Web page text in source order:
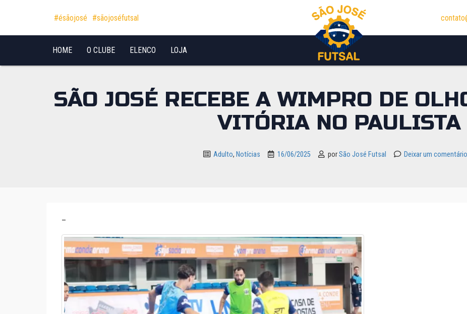
Pular para o conteúdo
#ésãojosé #sãojoséfutsal
HOME O CLUBE ELENCO LOJA
SÃO JOSÉ RECEBE A WIMPRO DE
VITÓRIA NO PAULISTA
Adulto, Notícias 16/06/2025 porSão José Futsal Deixar um comentário
–